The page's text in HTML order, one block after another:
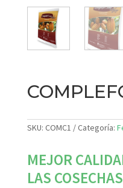
SKU: COMC1 Categoría:
MEJOR
LAS COSECHAS